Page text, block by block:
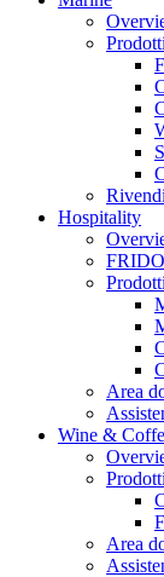
Prodotti
Hospitality
Prodotti
Area
Wine &
Prodotti
Area